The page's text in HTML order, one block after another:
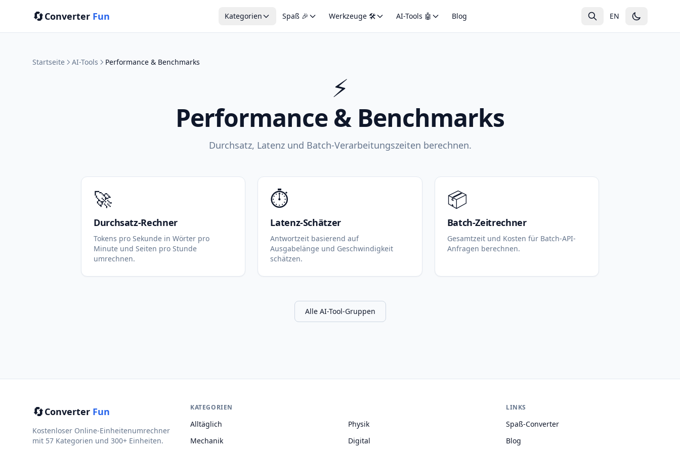
🔄Converter Fun Kategorien Spaß 🎉 Werkzeuge 🛠️ AI-Tools 🤖 Blog EN
Startseite AI-Tools Performance & Benchmarks
⚡
Performance & Benchmarks
Durchsatz, Latenz und Batch-Verarbeitungszeiten berechnen.
🚀
Durchsatz-Rechner
Tokens pro Sekunde in Wörter pro
Minute und Seiten pro Stunde
umrechnen.
⏱️
Latenz-Schätzer
Antwortzeit basierend auf
Ausgabelänge und Geschwindigkeit
schätzen.
📦
Batch-Zeitrechner
Gesamtzeit und Kosten für Batch-API-
Anfragen berechnen.
Alle AI-Tool-Gruppen
🔄Converter Fun
Kostenloser Online-Einheitenumrechner
mit 57 Kategorien und 300+ Einheiten.
KATEGORIEN
Alltäglich
Mechanik
Physik
Digital
LINKS
Spaß-Converter
Blog